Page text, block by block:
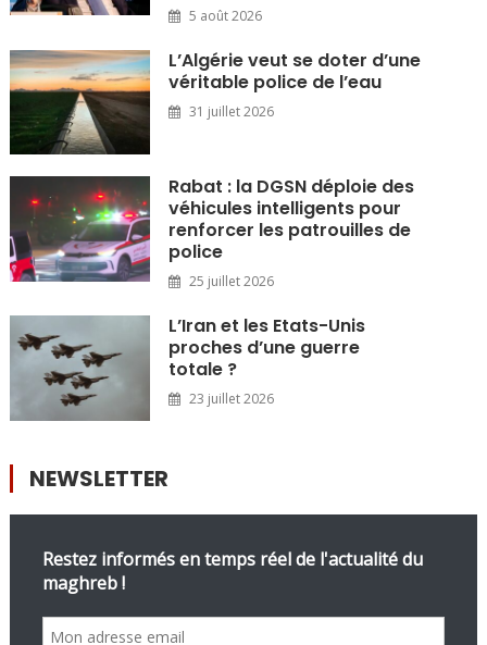
5 août 2026
L’Algérie veut se doter d’une
véritable police de l’eau
31 juillet 2026
Rabat : la DGSN déploie des
véhicules intelligents pour
renforcer les patrouilles de
police
25 juillet 2026
L’Iran et les Etats-Unis
proches d’une guerre
totale ?
23 juillet 2026
NEWSLETTER
Restez informés en temps réel de l'actualité du
maghreb !